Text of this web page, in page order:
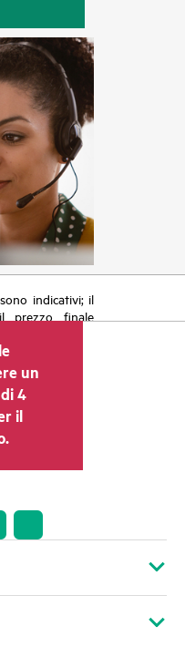
indicativi; il
prezzo finale
vendita/IVA
Il prezzo della
può
di altri
indicativo
possono
a tempo
il diritto di
dei prezzi in
motivi che
del mercato,
negli annunci
un
4
il